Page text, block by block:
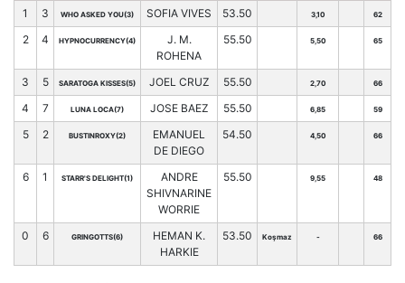
1
3 WHO ASKED YOU(3) SOFIA VIVES 53.50 3,10 62
2 4 HYPNOCURRENCY(4)
J. M.
ROHENA
55.50 5,50 65
3 5 SARATOGA KISSES(5) JOEL CRUZ 55.50 2,70 66
4 7 LUNA LOCA(7) JOSE BAEZ 55.50 6,85 59
5 2 BUSTINROXY(2)
EMANUEL
DE DIEGO
54.50 4,50 66
6 1 STARR'S DELIGHT(1)
ANDRE
SHIVNARINE
WORRIE
55.50 9,55 48
0 6 GRINGOTTS(6)
HEMAN K.
HARKIE
53.50 Koşmaz - 66